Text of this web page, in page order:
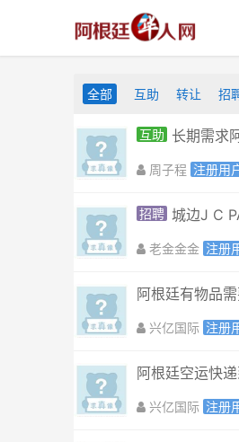
全部 互助 转让 招
互助 长期需求
周子程 注册用
招聘 城边J C
老金金金 注册
阿根廷有物品
兴亿国际 注册
阿根廷空运快
兴亿国际 注册